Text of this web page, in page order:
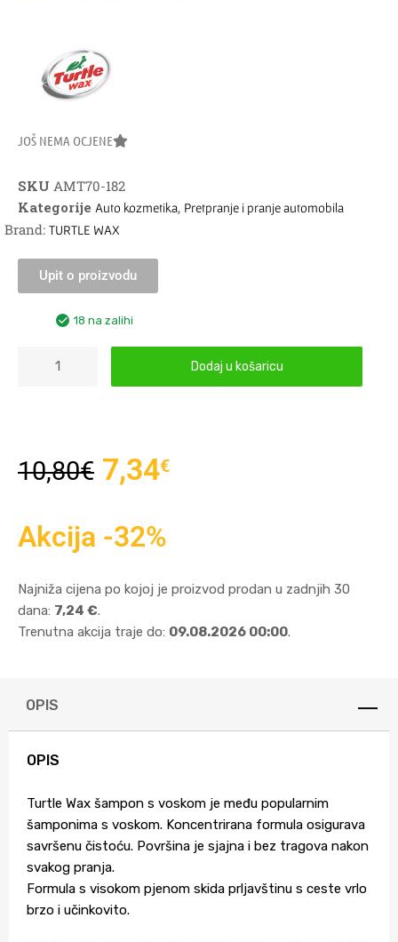
JOŠ NEMA OCJENE
SKU AMT70-182
Kategorije Auto kozmetika, Pretpranje i pranje automobila
Brand: TURTLE WAX
Upit o proizvodu
18 na zalihi
Dodaj u košaricu
10,80€ 7,34€
Akcija -32%
Najniža cijena po kojoj je proizvod prodan u zadnjih 30
dana: 7,24 €.
Trenutna akcija traje do: 09.08.2026 00:00.
OPIS
OPIS
Turtle Wax šampon s voskom je među popularnim
šamponima s voskom. Koncentrirana formula osigurava
savršenu čistoću. Površina je sjajna i bez tragova nakon
svakog pranja.
Formula s visokom pjenom skida prljavštinu s ceste vrlo
brzo i učinkovito.